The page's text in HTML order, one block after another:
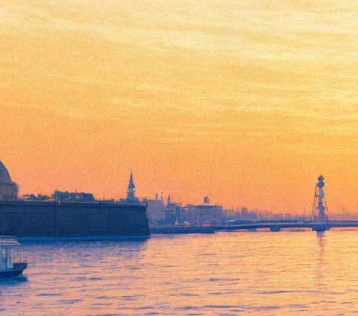
Экспозиция нового музея
Фаберже пополнится тремя
слониками
Версия для печати
На только что закончившейся сессии аукциона Christie’s
культурно-историческим фондом Виктора Вексельберга
«Связь Времен» были приобретены три слоника работы
Фаберже. Об этом «Фонтанке» сообщили в представительстве
фонда.